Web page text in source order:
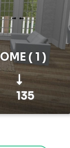
( 1 )
135